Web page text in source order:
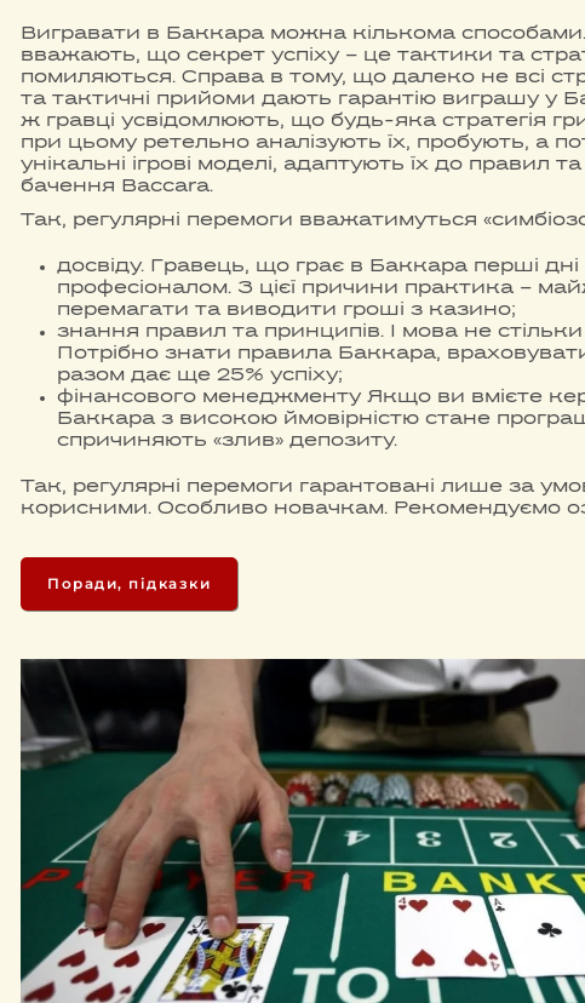
Вигравати в Баккара можна кількома
вважають, що секрет успіху – це тактики та
помиляються. Справа в тому, що далеко не всі
та тактичні прийоми дають гарантію виграшу у
ж гравці усвідомлюють, що будь-яка стратегія
при цьому ретельно аналізують їх, пробують, а
унікальні ігрові моделі, адаптують їх до правил
бачення Baccara.
Так, регулярні перемоги вважатимуться
досвіду. Гравець, що грає в Баккара перші
професіоналом. З цієї причини практика –
перемагати та виводити гроші з казино;
знання правил та принципів. І мова не
Потрібно знати правила Баккара,
разом дає ще 25% успіху;
фінансового менеджменту Якщо ви вмієте
Баккара з високою ймовірністю стане
спричиняють «злив» депозиту.
Так, регулярні перемоги гарантовані лише за
корисними. Особливо новачкам. Рекомендуємо
Поради, підказки